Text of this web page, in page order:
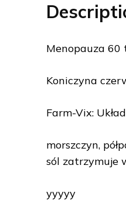
Menopauza
Koniczyna
Farm-Vix:
morszczyn,
sól zatrzymuje
yyyyy